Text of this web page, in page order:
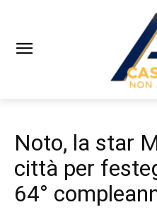
Noto, la star
città per
64°